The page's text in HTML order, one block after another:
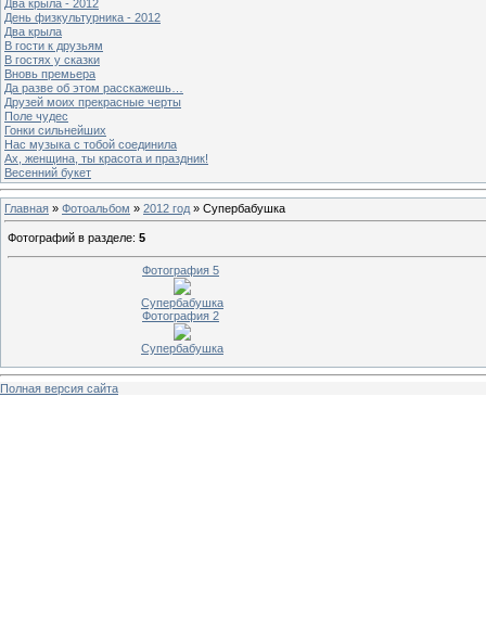
Два крыла - 2012
День физкультурника - 2012
Два крыла
В гости к друзьям
В гостях у сказки
Вновь премьера
Да разве об этом расскажешь…
Друзей моих прекрасные черты
Поле чудес
Гонки сильнейших
Нас музыка с тобой соединила
Ах, женщина, ты красота и праздник!
Весенний букет
Главная » Фотоальбом » 2012 год » Супербабушка
Фотографий в разделе: 5
Фотография 5
Супербабушка
Фотография 2
Супербабушка
Полная версия сайта